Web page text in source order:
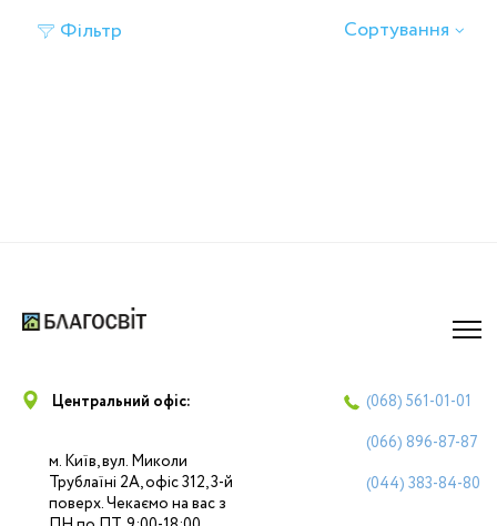
Фільтр Сортування
Центральний офіс:
м. Київ, вул. Миколи
Трублаїні 2А, офіс 312, 3-й
поверх. Чекаємо на вас з
(068) 561-01-01
(066) 896-87-87
(044) 383-84-80